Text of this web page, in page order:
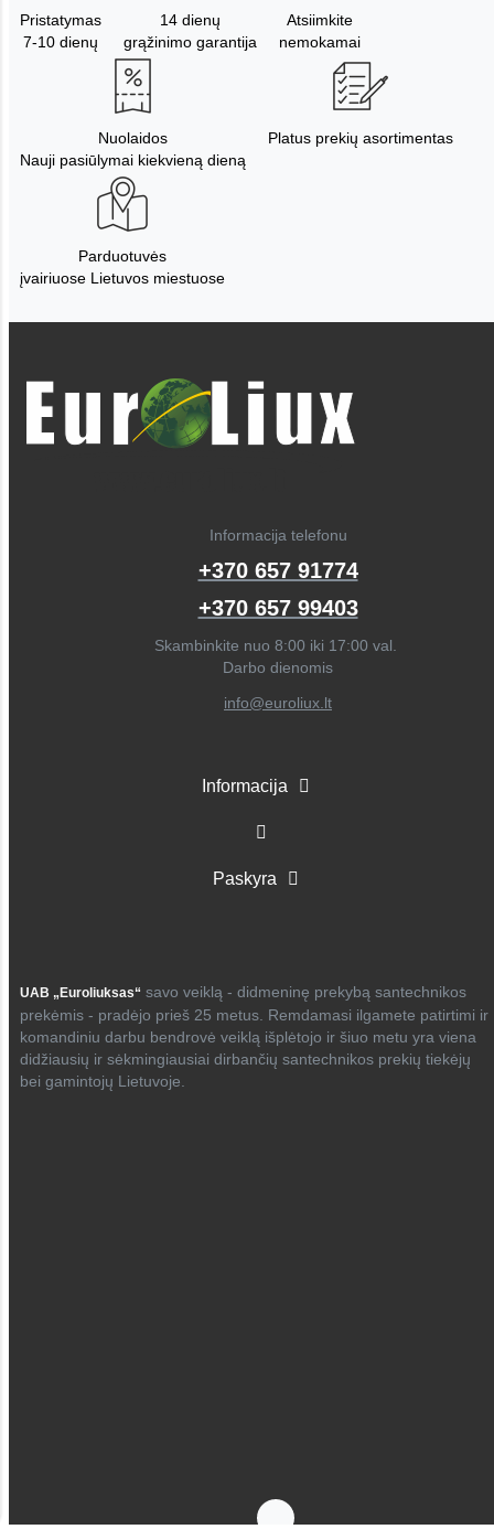
Pristatymas
7-10 dienų
14 dienų
grąžinimo garantija
Atsiimkite
nemokamai
Nuolaidos
Nauji pasiūlymai kiekvieną dieną
Platus prekių asortimentas
Parduotuvės
įvairiuose Lietuvos miestuose
Informacija telefonu
+370 657 91774
+370 657 99403
Skambinkite nuo 8:00 iki 17:00 val.
Darbo dienomis
info@euroliux.lt
Informacija
Paskyra
UAB „Euroliuksas“ savo veiklą - didmeninę prekybą santechnikos
prekėmis - pradėjo prieš 25 metus. Remdamasi ilgamete patirtimi ir
komandiniu darbu bendrovė veiklą išplėtojo ir šiuo metu yra viena
didžiausių ir sėkmingiausiai dirbančių santechnikos prekių tiekėjų
bei gamintojų Lietuvoje.